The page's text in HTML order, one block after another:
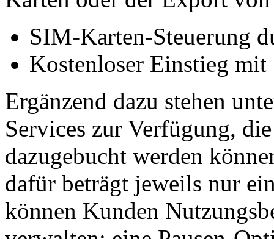
SIM-Karten-Steuerung
Kostenloser Einstieg mit
Ergänzend dazu stehen
Services zur Verfügung,
dazugebucht werden
dafür beträgt jeweils nur
können Kunden